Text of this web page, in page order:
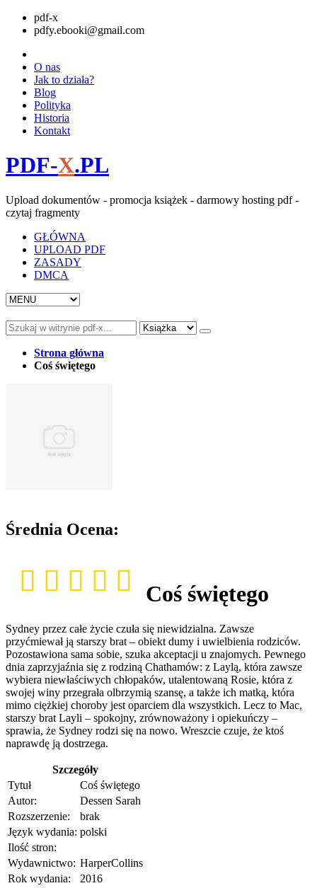
pdf-x
pdfy.ebooki@gmail.com
O nas
Jak to działa?
Blog
Polityka
Historia
Kontakt
PDF-X.PL
Upload dokumentów - promocja książek - darmowy hosting pdf -
czytaj fragmenty
GŁÓWNA
UPLOAD PDF
ZASADY
DMCA
Strona główna
Coś świętego
Średnia Ocena:
Coś świętego
Sydney przez całe życie czuła się niewidzialna. Zawsze
przyćmiewał ją starszy brat – obiekt dumy i uwielbienia rodziców.
Pozostawiona sama sobie, szuka akceptacji u znajomych. Pewnego
dnia zaprzyjaźnia się z rodziną Chathamów: z Laylą, która zawsze
wybiera niewłaściwych chłopaków, utalentowaną Rosie, która z
swojej winy przegrała olbrzymią szansę, a także ich matką, która
mimo ciężkiej choroby jest oparciem dla wszystkich. Lecz to Mac,
starszy brat Layli – spokojny, zrównoważony i opiekuńczy –
sprawia, że Sydney rodzi się na nowo. Wreszcie czuje, że ktoś
naprawdę ją dostrzega.
Szczegóły
Tytuł
Coś świętego
Autor:
Dessen Sarah
Rozszerzenie:
brak
Język wydania: polski
Ilość stron:
Wydawnictwo: HarperCollins
Rok wydania:
2016